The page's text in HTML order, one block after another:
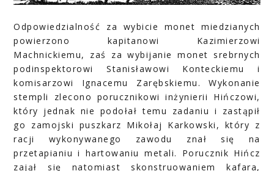
Odpowiedzialność za wybicie monet miedzianych
powierzono kapitanowi Kazimierzowi
Machnickiemu, zaś za wybijanie monet srebrnych
podinspektorowi Stanisławowi Konteckiemu i
komisarzowi Ignacemu Zarębskiemu. Wykonanie
stempli zlecono porucznikowi inżynierii Hińczowi,
który jednak nie podołał temu zadaniu i zastąpił
go zamojski puszkarz Mikołaj Karkowski, który z
racji wykonywanego zawodu znał się na
przetapianiu i hartowaniu metali. Porucznik Hińcz
zajął się natomiast skonstruowaniem kafara,